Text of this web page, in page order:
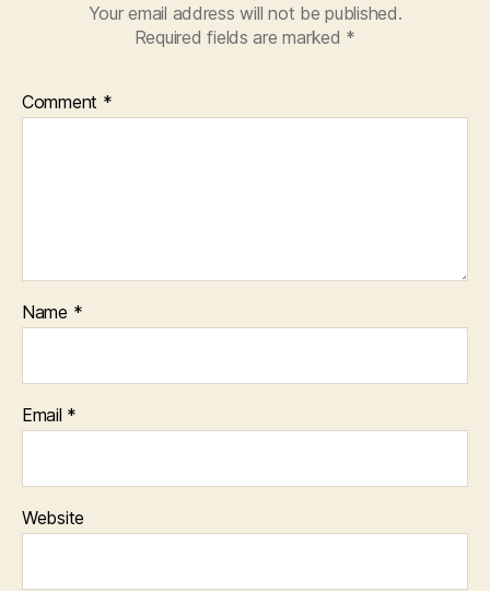
Your email address will not be published.
Required fields are marked *
Comment *
Name *
Email *
Website